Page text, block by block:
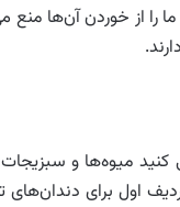
ما را از خوردن
کنید میوه‌ها و
اول برای دندان‌های